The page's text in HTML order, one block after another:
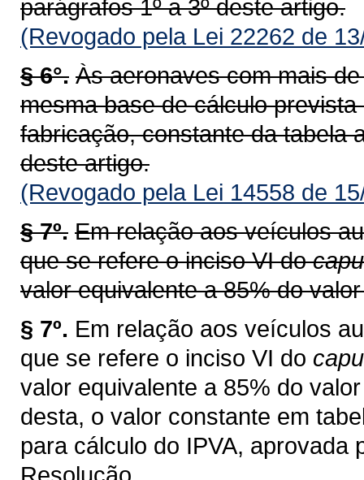
parágrafos 1º a 3º deste artigo.
(Revogado pela Lei 22262 de
§ 6°. Às aeronaves com mais
mesma base de cálculo
fabricação, constante da tabela
deste artigo.
(Revogado pela Lei 14558 de
§ 7º. Em relação aos veículos
que se refere o inciso VI do
valor equivalente a 85% do
§ 7º. Em relação aos veículos
que se refere o inciso VI do
valor equivalente a 85% do
desta, o valor constante em
para cálculo do IPVA, aprovada
Resolução.